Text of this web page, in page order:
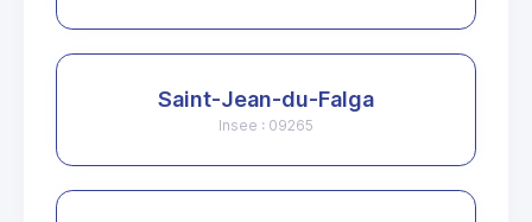
Saint-Jean-du-Falga
Insee : 09265